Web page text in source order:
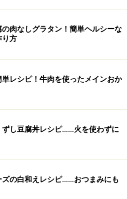
肉なしグラタン！簡単ヘルシーな
り方
単レシピ！牛肉を使ったメインおか
ずし豆腐丼レシピ……火を使わずに
ズの白和えレシピ……おつまみにも